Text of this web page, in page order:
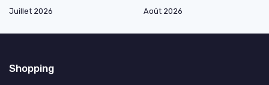
Juillet 2026
Août 2026
Shopping